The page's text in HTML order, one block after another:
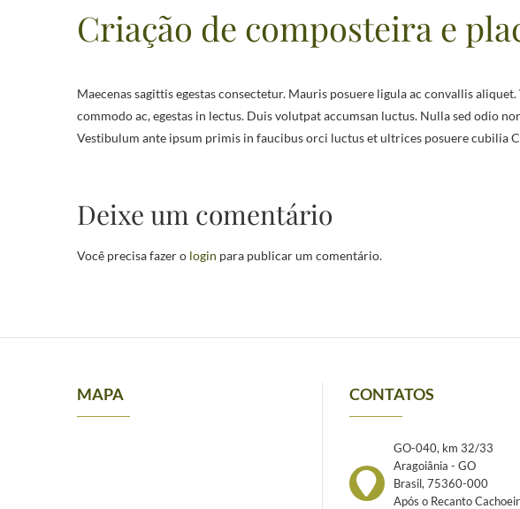
Criação de composteira e
Maecenas sagittis egestas consectetur. Mauris posuere ligula ac convallis aliquet. Vestibulum quis diam orci. Aliquam non ante in mi finibus lobortis. Vivamus tortor orci, pulvinar rutrum
commodo ac, egestas in lectus. Duis volutpat accumsan luctus. Nulla sed odio
Vestibulum ante ipsum primis in faucibus orci luctus et ultrices posuere cubilia
Deixe um comentário
Você precisa fazer o login para publicar um comentário.
MAPA CONTATOS
GO-040, km 32/33
Aragoiânia - GO
Brasil, 75360-000
Após o Recanto